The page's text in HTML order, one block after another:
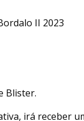
II 2023
Blister.
irá receber